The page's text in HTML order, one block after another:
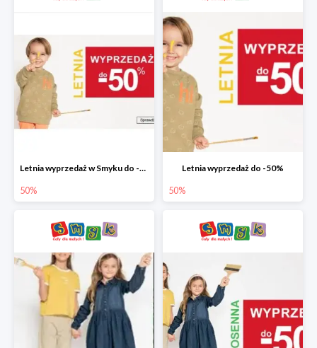
Letnia wyprzedaż w Smyku do -50%
50%
Letnia wyprzedaż do -50%
50%